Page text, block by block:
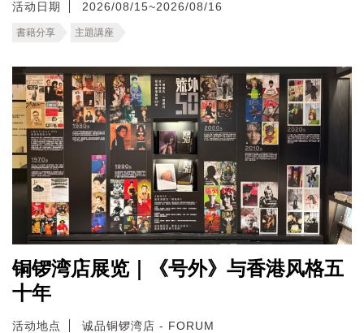
活动日期
2026/08/15~2026/08/16
書籍分享 主題講座
铜锣湾店展览｜《号外》与香港风格五
十年
活动地点
诚品铜锣湾店 - FORUM